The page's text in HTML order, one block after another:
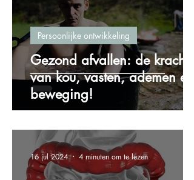
Gezond afvallen: de kracht
van kou, vasten, ademen en
beweging!
Persoonlijke ontwikkeling
16 jul 2024 4 minuten om te lezen